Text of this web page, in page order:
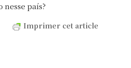
nesse país?
Imprimer cet article